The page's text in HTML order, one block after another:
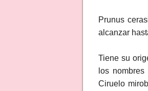
Prunus
alcanzar
Tiene su
los
Ciruelo